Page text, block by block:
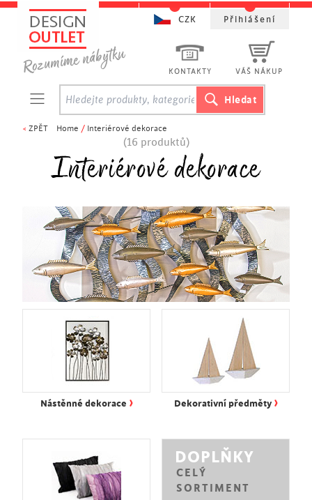
< ZPĚT Home / Interiérové dekorace
(16 produktů)
Interiérové dekorace
Nástěnné dekorace › Dekorativní předměty ›
DOPLŇKY
CELÝ
SORTIMENT
KONTAKTY VÁŠ NÁKUP
CZK Přihlášení